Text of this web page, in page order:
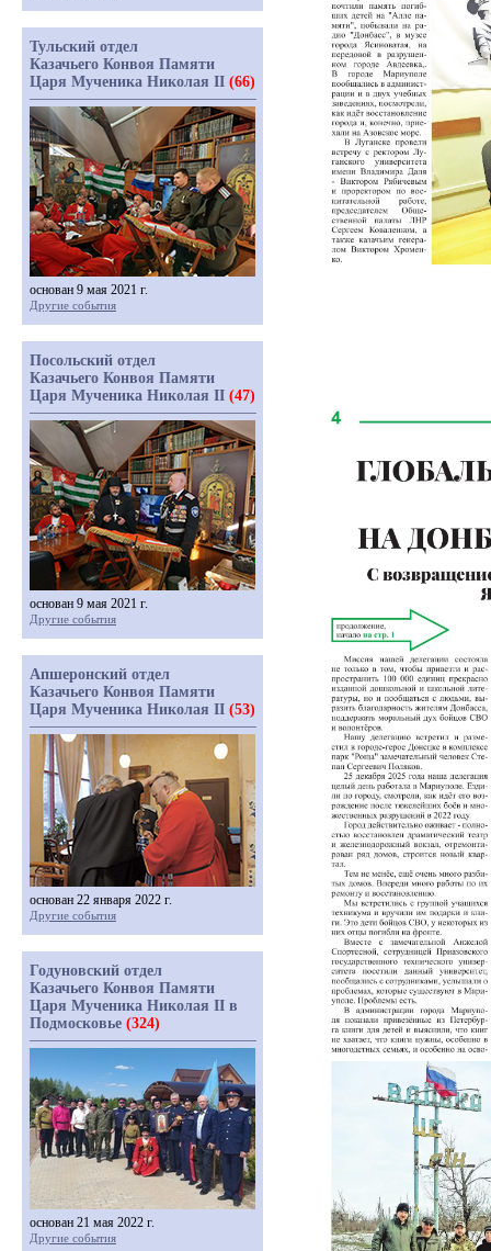
Тульский отдел
Казачьего Конвоя Памяти
Царя Мученика Николая II (66)
основан 9 мая 2021 г.
Другие события
Посольский отдел
Казачьего Конвоя Памяти
Царя Мученика Николая II (47)
основан 9 мая 2021 г.
Другие события
Апшеронский отдел
Казачьего Конвоя Памяти
Царя Мученика Николая II (53)
основан 22 января 2022 г.
Другие события
Годуновский отдел
Казачьего Конвоя Памяти
Царя Мученика Николая II в
Подмосковье (324)
основан 21 мая 2022 г.
Другие события